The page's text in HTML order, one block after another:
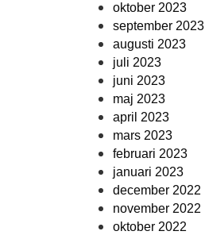
oktober 2023
september 2023
augusti 2023
juli 2023
juni 2023
maj 2023
april 2023
mars 2023
februari 2023
januari 2023
december 2022
november 2022
oktober 2022